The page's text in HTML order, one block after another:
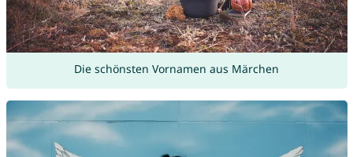
Die schönsten Vornamen aus Märchen